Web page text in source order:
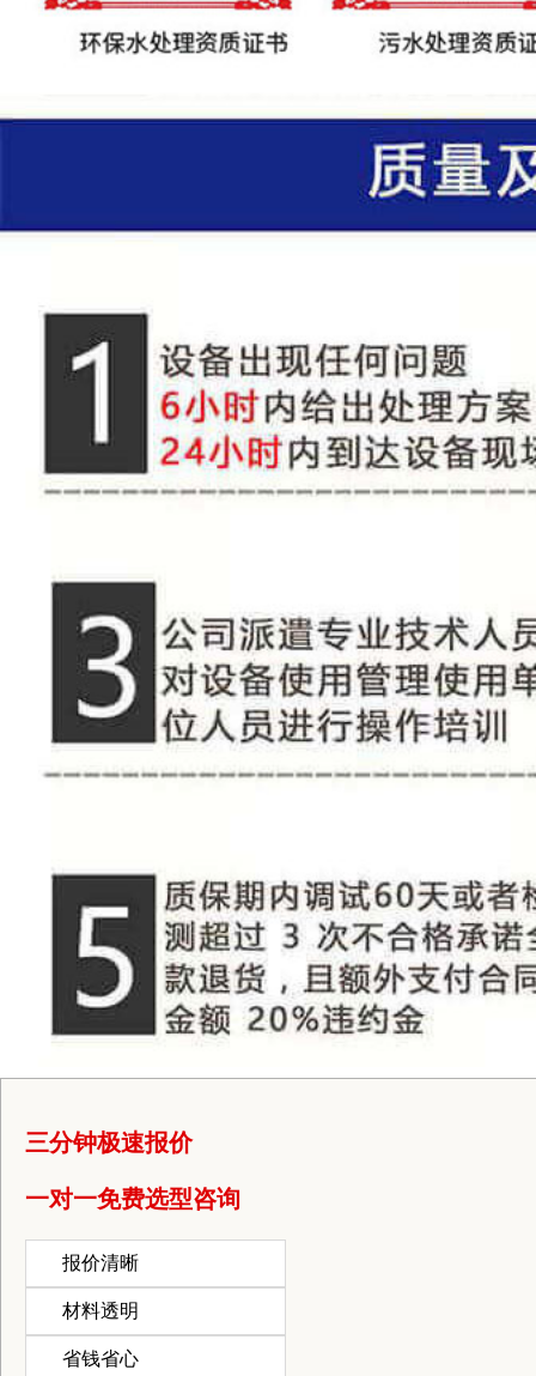
三分钟极速报价
一对一免费选型咨询
报价清晰
材料透明
省钱省心